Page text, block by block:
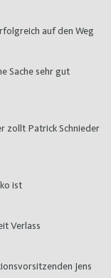
auf den Weg
Sache sehr gut
zollt Patrick Schnieder
ist
Verlass
Jens